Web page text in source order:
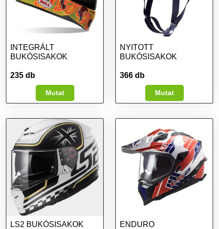
INTEGRÁLT
BUKÓSISAKOK
235 db
Mutat
NYITOTT
BUKÓSISAKOK
366 db
Mutat
LS2 BUKÓSISAKOK
ENDURO